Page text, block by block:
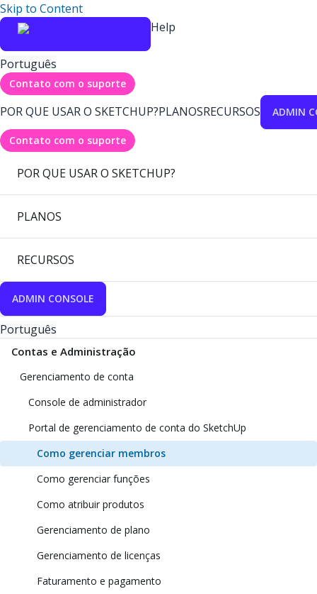
Skip to Content
Help
Português
Contato com o suporte
POR QUE USAR O SKETCHUP?PLANOSRECURSOS ADMIN
Contato com o suporte
POR QUE USAR O SKETCHUP?
PLANOS
RECURSOS
ADMIN CONSOLE
Português
Contas e Administração
Gerenciamento de conta
Console de administrador
Portal de gerenciamento de conta do SketchUp
Como gerenciar membros
Como gerenciar funções
Como atribuir produtos
Gerenciamento de plano
Gerenciamento de licenças
Faturamento e pagamento